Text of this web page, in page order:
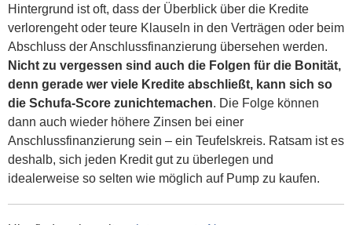
Hintergrund ist oft, dass der Überblick über die Kredite
verlorengeht oder teure Klauseln in den Verträgen oder beim
Abschluss der Anschlussfinanzierung übersehen werden.
Nicht zu vergessen sind auch die Folgen für die Bonität,
denn gerade wer viele Kredite abschließt, kann sich so
die Schufa-Score zunichtemachen. Die Folge können
dann auch wieder höhere Zinsen bei einer
Anschlussfinanzierung sein – ein Teufelskreis. Ratsam ist es
deshalb, sich jeden Kredit gut zu überlegen und
idealerweise so selten wie möglich auf Pump zu kaufen.